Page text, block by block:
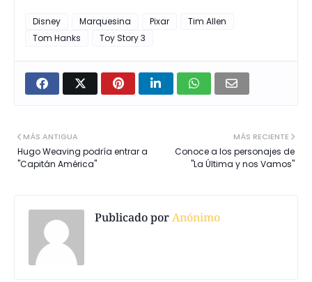
Disney Marquesina Pixar
Tim Allen
Tom Hanks
Toy Story 3
MÁS RECIENTE
Conoce a los personajes de
"La Última y nos Vamos"
MÁS ANTIGUA
Hugo Weaving podría entrar a
"Capitán América"
Publicado porAnónimo